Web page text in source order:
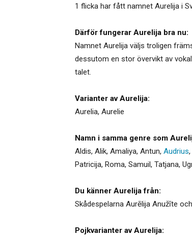
1 flicka har fått namnet Aurelija i
Därför fungerar Aurelija bra nu:
Namnet Aurelija väljs troligen
dessutom en stor övervikt av
talet.
Varianter av Aurelija:
Aurelia, Aurelie
Namn i samma genre som
Aldis, Alik, Amaliya, Antun, Audrius,
Patricija, Roma, Samuil, Tatjana,
Du känner Aurelija från:
Skådespelarna Aurēlija Anužīte
Pojkvarianter av Aurelija: